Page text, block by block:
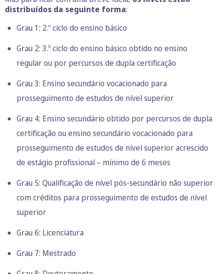
distribuídos da seguinte forma:
Grau 1: 2.º ciclo do ensino básico
Grau 2: 3.º ciclo do ensino básico obtido no ensino
regular ou por percursos de dupla certificação
Grau 3: Ensino secundário vocacionado para
prosseguimento de estudos de nível superior
Grau 4: Ensino secundário obtido por percursos de dupla
certificação ou ensino secundário vocacionado para
prosseguimento de estudos de nível superior acrescido
de estágio profissional – mínimo de 6 meses
Grau 5: Qualificação de nível pós-secundário não superior
com créditos para prosseguimento de estudos de nível
superior
Grau 6: Licenciatura
Grau 7: Mestrado